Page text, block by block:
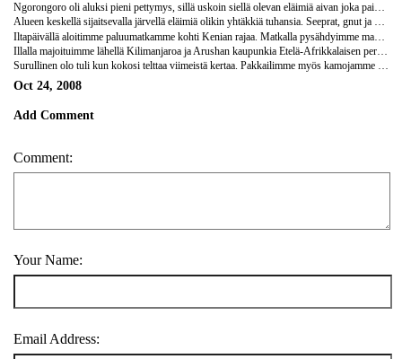
Ngorongoro oli aluksi pieni pettymys, sillä uskoin siellä olevan eläimiä aivan joka paikassa. Serengetissä meillä oli käynyt hyvä tuuri, sillä eläimet olivat liikkeellä suurina laumoina ja niitä oli paljon. Ngorongorossa kesti aika kauan ennen kuin näimme yhtään eläimiä.
Alueen keskellä sijaitsevalla järvellä eläimiä olikin yhtäkkiä tuhansia. Seeprat, gnut ja puhvelit vallitsivat maisemaa ja itse järvellä köllötti kymmeniä virtahepoja (joka on muuten ihmiselle vaarallisin eläin!). Uskomattomia valokuvia tuli otettua ja ei harmittanut enää yhtään Ngorongoron reissu. Olivathan ne eläimet siellä meitä odottamassa!
Surullinen olo tuli kun kokosi telttaa viimeistä kertaa. Pakkailimme myös kamojamme jo valmiiksi seuraavaa päivää varten.
Oct 24, 2008
Add Comment
Comment:
Your Name:
Email Address: